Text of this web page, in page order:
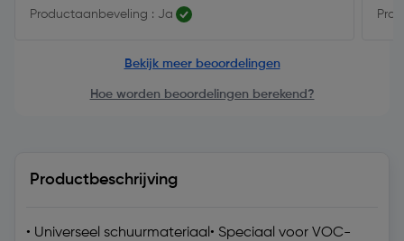
Productaanbeveling : Ja
Bekijk meer beoordelingen
Hoe worden beoordelingen berekend?
Productbeschrijving
• Universeel schuurmateriaal• Speciaal voor VOC-